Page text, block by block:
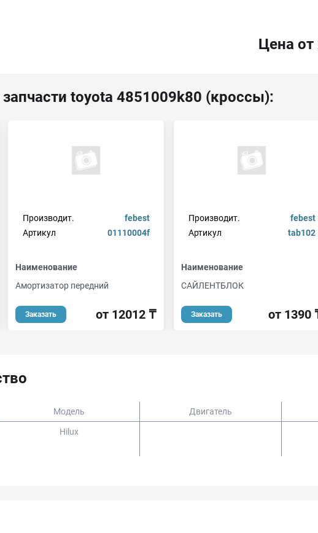
Цена от
toyota 4851009k80 (кроссы):
Производит.
febest
Артикул
01110004f
Наименование
Амортизатор передний
Заказать от 12012 ₸
Производит.
febest
Артикул
tab102
Наименование
САЙЛЕНТБЛОК
Заказать от 1390
Модель Двигатель
Hilux